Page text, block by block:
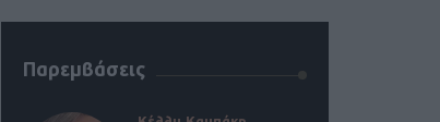
Παρεμβάσεις